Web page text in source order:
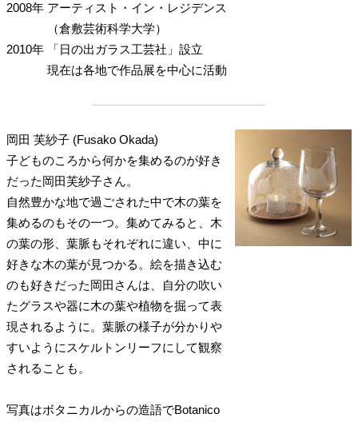
2008年 アーティスト・イン・レジデンス
（倉敷芸術科学大学）
2010年
「日の出ガラス工芸社」設立
現在は各地で作品展を中心に活動
岡田 芙紗子 (Fusako Okada)
子どものころから何かを集めるのが好き
だった岡田芙紗子さん。
自然豊かな地で過ごされた中で木の葉を
集めるのもその一つ。集めてみると、木
の葉の形、葉脈もそれぞれに違い、中に
好きな木の葉が見つかる。絵を描き込む
のも好きだった岡田さんは、自分の吹い
たグラスや器に木の葉や植物を掘って表
現されるように。葉脈の様子が分かりや
すいようにスケルトンリーフにして観察
されることも。
写真はボタニカルからの造語でBotanico